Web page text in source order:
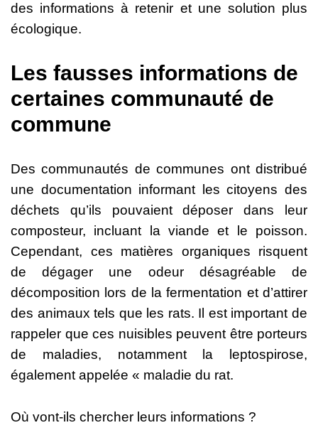
des informations à retenir et une solution plus
écologique.
Les fausses informations de
certaines communauté de
commune
Des communautés de communes ont distribué
une documentation informant les citoyens des
déchets qu’ils pouvaient déposer dans leur
composteur, incluant la viande et le poisson.
Cependant, ces matières organiques risquent
de dégager une odeur désagréable de
décomposition lors de la fermentation et d’attirer
des animaux tels que les rats. Il est important de
rappeler que ces nuisibles peuvent être porteurs
de maladies, notamment la leptospirose,
également appelée « maladie du rat.
Où vont-ils chercher leurs informations ?